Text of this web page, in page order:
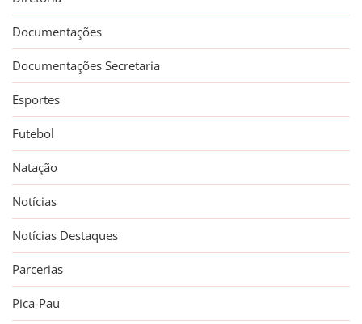
Documentações
Documentações Secretaria
Esportes
Futebol
Natação
Notícias
Notícias Destaques
Parcerias
Pica-Pau